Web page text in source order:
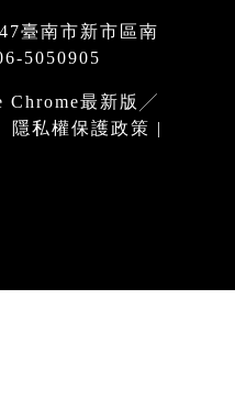
臺南市新市區南
5050905
Chrome最新版╱
隱私權保護政策 |